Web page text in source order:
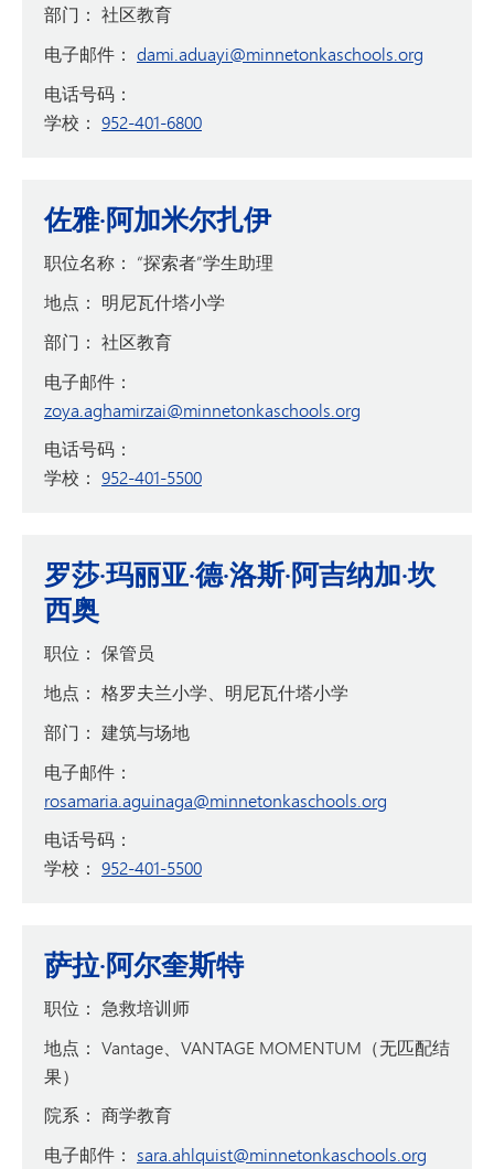
部门： 社区教育
电子邮件： dami.aduayi@minnetonkaschools.org
电话号码：
学校： 952-401-6800
佐雅·阿加米尔扎伊
职位名称： “探索者”学生助理
地点： 明尼瓦什塔小学
部门： 社区教育
电子邮件：
zoya.aghamirzai@minnetonkaschools.org
电话号码：
学校： 952-401-5500
罗莎·玛丽亚·德·洛斯·阿吉纳加·坎
西奥
职位： 保管员
地点： 格罗夫兰小学、明尼瓦什塔小学
部门： 建筑与场地
电子邮件：
rosamaria.aguinaga@minnetonkaschools.org
电话号码：
学校： 952-401-5500
萨拉·阿尔奎斯特
职位： 急救培训师
地点： Vantage、VANTAGE MOMENTUM（无匹配结
果）
院系： 商学教育
电子邮件： sara.ahlquist@minnetonkaschools.org